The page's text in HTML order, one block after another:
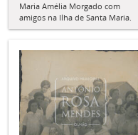
Maria Amélia Morgado com
amigos na Ilha de Santa Maria.